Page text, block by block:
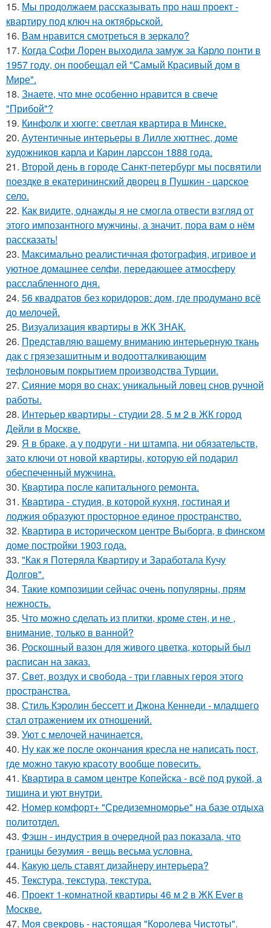
15. Мы продолжаем рассказывать про наш проект -
квартиру под ключ на октябрьской.
16. Вам нравится смотреться в зеркало?
17. Когда Софи Лорен выходила замуж за Карло понти в
1957 году, он пообещал ей "Самый Красивый дом в
Мире".
18. Знаете, что мне особенно нравится в свече
"Прибой"?
19. Кинфолк и хюгге: светлая квартира в Минске.
20. Аутентичные интерьеры в Лилле хюттнес, доме
художников карла и Карин ларссон 1888 года.
21. Второй день в городе Санкт-петербург мы посвятили
поездке в екатерининский дворец в Пушкин - царское
село.
22. Как видите, однажды я не смогла отвести взгляд от
этого импозантного мужчины, а значит, пора вам о нём
рассказать!
23. Максимально реалистичная фотография, игривое и
уютное домашнее селфи, передающее атмосферу
расслабленного дня.
24. 56 квадратов без коридоров: дом, где продумано всё
до мелочей.
25. Визуализация квартиры в ЖК ЗНАК.
26. Представляю вашему вниманию интерьерную ткань
дак с грязезашитным и водоотталкивающим
тефлоновым покрытием производства Турции.
27. Сияние моря во снах: уникальный ловец снов ручной
работы.
28. Интерьер квартиры - студии 28, 5 м 2 в ЖК город
Дейли в Москве.
29. Я в браке, а у подруги - ни штампа, ни обязательств,
зато ключи от новой квартиры, которую ей подарил
обеспеченный мужчина.
30. Квартира после капитального ремонта.
31. Квартира - студия, в которой кухня, гостиная и
лоджия образуют просторное единое пространство.
32. Квартира в историческом центре Выборга, в финском
доме постройки 1903 года.
33. "Как я Потеряла Квартиру и Заработала Кучу
Долгов".
34. Такие композиции сейчас очень популярны, прям
нежность.
35. Что можно сделать из плитки, кроме стен, и не ,
внимание, только в ванной?
36. Роскошный вазон для живого цветка, который был
расписан на заказ.
37. Свет, воздух и свобода - три главных героя этого
пространства.
38. Стиль Кэролин бессетт и Джона Кеннеди - младшего
стал отражением их отношений.
39. Уют с мелочей начинается.
40. Ну как же после окончания кресла не написать пост,
где можно такую красоту вообще повесить.
41. Квартира в самом центре Копейска - всё под рукой, а
тишина и уют внутри.
42. Номер комфорт+ "Средиземноморье" на базе отдыха
политотдел.
43. Фэшн - индустрия в очередной раз показала, что
границы безумия - вещь весьма условна.
44. Какую цель ставят дизайнеру интерьера?
45. Текстура, текстура, текстура.
46. Проект 1-комнатной квартиры 46 м 2 в ЖК Ever в
Москве.
47. Моя свекровь - настоящая "Королева Чистоты".